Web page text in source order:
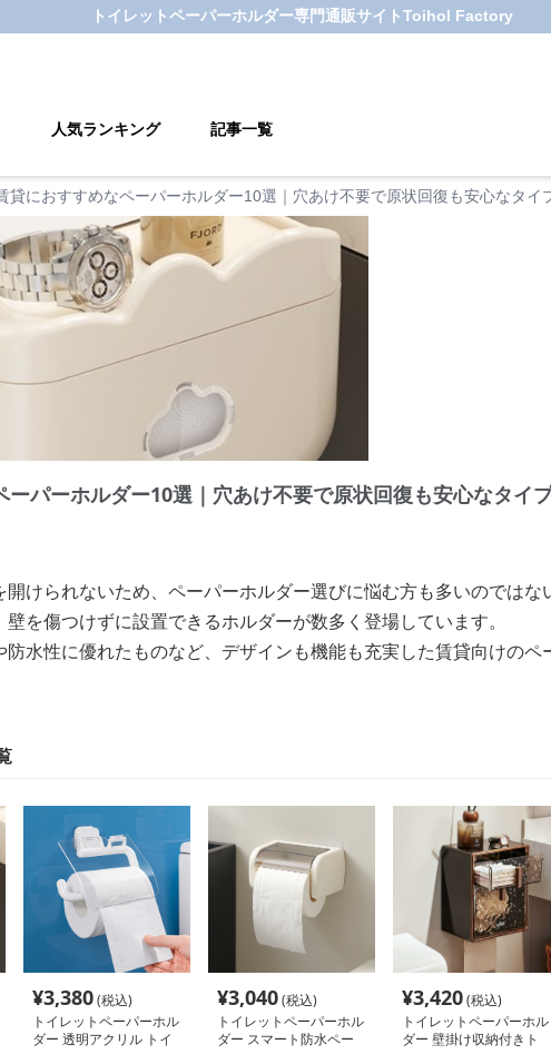
トイレットペーパーホルダー専門通販サイトToihol Factory
人気ランキング 記事一覧
貸におすすめなペーパーホルダー10選｜穴あけ不要で原状回復も安心なタイ
ーパーホルダー10選｜穴あけ不要で原状回復も安心なタイ
けられないため、ペーパーホルダー選びに悩む方も多いのではな
を傷つけずに設置できるホルダーが数多く登場しています。
防水性に優れたものなど、デザインも機能も充実した賃貸向けの
¥3,380(税込)
トイレットペーパーホル
ダー 透明アクリル トイ
¥3,040(税込)
トイレットペーパーホル
ダー スマート防水ペー
¥3,420(税込)
トイレットペーパーホル
ダー 壁掛け収納付きト